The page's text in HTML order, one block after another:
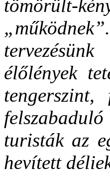
tömörült-
élőlények
tengerszint,
turisták az
hevített